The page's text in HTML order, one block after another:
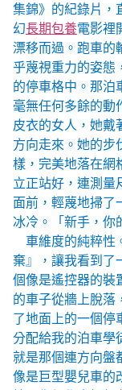
集錦》的紀錄片，
幻長期包養電影裡
漂移而過。跑車的
乎蔑視重力的姿態
的停車格中。那泊
毫無任何多餘的動
皮衣的女人，她戴
方向走來。她的步
樣，完美地落在網
立正站好，連測量
面前，輕蔑地掃了
冰冷。「新手，你
車維度的純粹
棄』，讓我看到了
個像是遙控器的裝
的車子從牆上脫落
了地面上的一個
分配給我的泊車學
就是那個連方向盤
像是巨型嬰兒車的